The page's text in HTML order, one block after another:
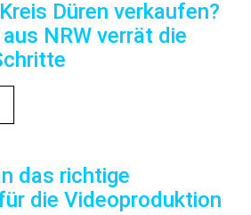
Düren verkaufen?
NRW verrät die
das richtige
die Videoproduktion